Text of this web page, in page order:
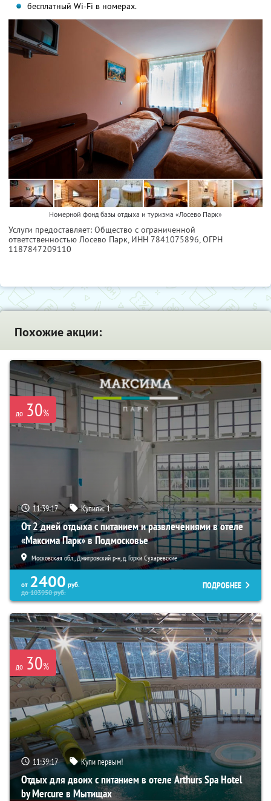
бесплатный Wi-Fi в номерах.
Номерной фонд базы отдыха и туризма «Лосево Парк»
Услуги предоставляет: Общество с ограниченной
ответственностью Лосево Парк, ИНН 7841075896, ОГРН
1187847209110
Похожие акции:
до 30%
11:39:15 Купили:1
От 2 дней отдыха с питанием и развлечениями в отеле
«Максима Парк» в Подмосковье
Московская обл., Дмитровский р-н, д. Горки Сухаревские
от 2400 руб.
до103950руб.
ПОДРОБНЕЕ
до 30%
11:39:15 Купи первым!
Отдых для двоих с питанием в отеле Arthurs Spa Hotel
by Mercure в Мытищах